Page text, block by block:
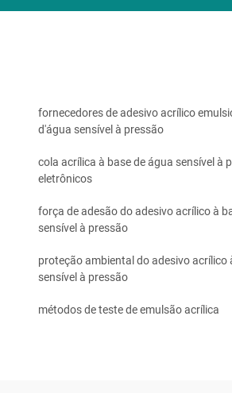
fornecedores de adesivo acrílico
d'água sensível à pressão
cola acrílica à base de água sensível à
eletrônicos
força de adesão do adesivo acrílico à
sensível à pressão
proteção ambiental do adesivo acrílico
sensível à pressão
métodos de teste de emulsão acrílica